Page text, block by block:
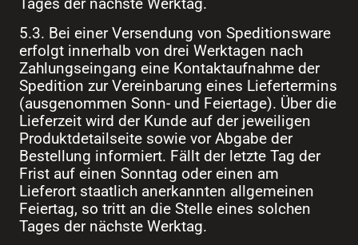
5.3. Bei einer Versendung von Speditionsware
erfolgt innerhalb von drei Werktagen nach
Zahlungseingang eine Kontaktaufnahme der
Spedition zur Vereinbarung eines Liefertermins
(ausgenommen Sonn- und Feiertage). Über die
Lieferzeit wird der Kunde auf der jeweiligen
Produktdetailseite sowie vor Abgabe der
Bestellung informiert. Fällt der letzte Tag der
Frist auf einen Sonntag oder einen am
Lieferort staatlich anerkannten allgemeinen
Feiertag, so tritt an die Stelle eines solchen
Tages der nächste Werktag.